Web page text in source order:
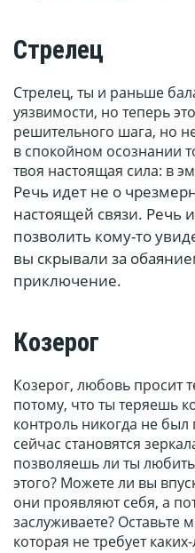
Стрелец
Стрелец, ты и раньше
уязвимости, но теперь
решительного шага, но
в спокойном осознании
твоя настоящая сила: в
Речь идет не о
настоящей связи. Речь
позволить кому-то
вы скрывали за
приключение.
Козерог
Козерог, любовь просит
потому, что ты теряешь
контроль никогда не
сейчас становятся
позволяешь ли ты
этого? Можете ли вы
они проявляют себя, а
заслуживаете? Оставьте
которая не требует